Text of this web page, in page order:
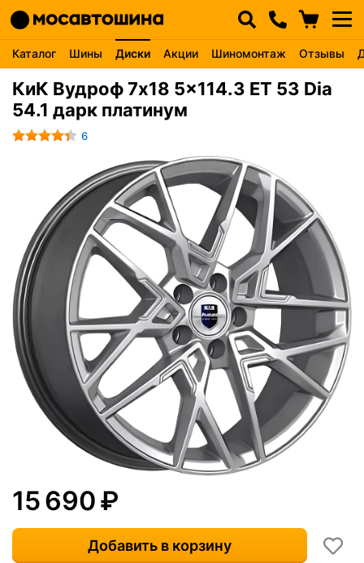
Каталог Шины Диски Акции Шиномонтаж Отзывы
КиК Вудроф 7x18 5x114.3 ET 53 Dia
54.1 дарк платинум
6
15 690₽
Добавить в корзину